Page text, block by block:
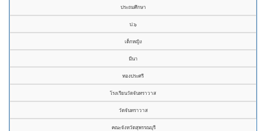
ประถมศึกษา
ป.๖
เด็กหญิง
มีนา
ทองประศรี
โรงเรียนวัดจันทราวาส
วัดจันทราวาส
คณะจังหวัดสุพรรณบุรี